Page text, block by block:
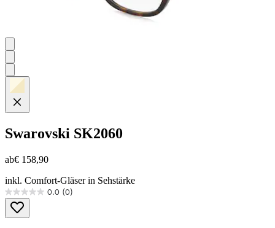
Swarovski SK2060
ab€ 158,90
inkl. Comfort-Gläser in Sehstärke
0.0 (0)
0.0
von
5